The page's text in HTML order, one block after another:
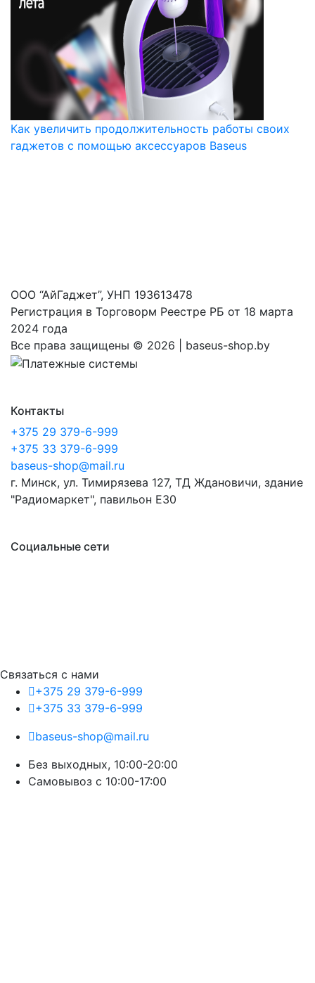
Как увеличить продолжительность работы своих
гаджетов с помощью аксессуаров Baseus
ООО “АйГаджет”, УНП 193613478
Регистрация в Торговорм Реестре РБ от 18 марта
2024 года
Все права защищены © 2026 | baseus-shop.by
Контакты
+375 29 379-6-999
+375 33 379-6-999
baseus-shop@mail.ru
г. Минск, ул. Тимирязева 127, ТД Ждановичи, здание
"Радиомаркет", павильон E30
Социальные сети
Связаться с нами
+375 29 379-6-999
+375 33 379-6-999
baseus-shop@mail.ru
Без выходных, 10:00-20:00
Cамовывоз с 10:00-17:00